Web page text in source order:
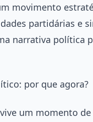
movimento
partidárias e
narrativa política
por que agora?
um momento